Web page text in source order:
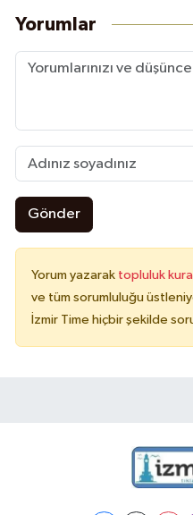
Yorumlar
Gönder
Yorum yazarak topluluk
ve tüm sorumluluğu
İzmir Time hiçbir şekilde